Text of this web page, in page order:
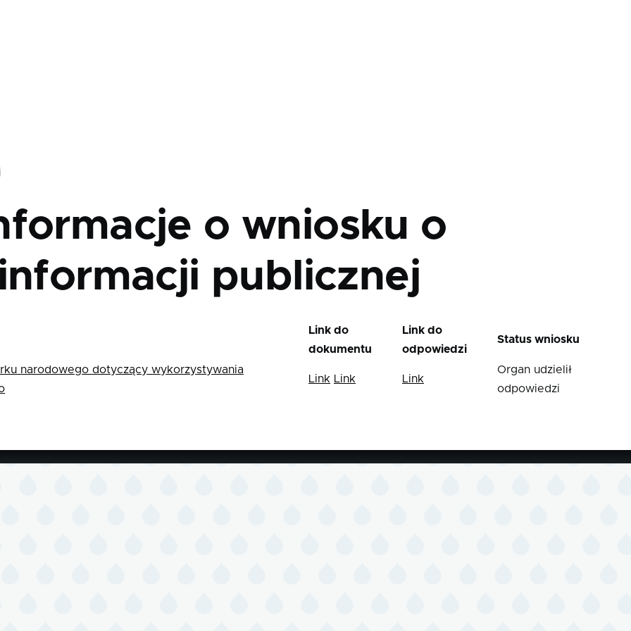
o wniosku o
publicznej
Link do
dokumentu
Link do
odpowiedzi
Status wniosku
narodowego dotyczący wykorzystywania
Link Link Link
Organ udzielił
odpowiedzi